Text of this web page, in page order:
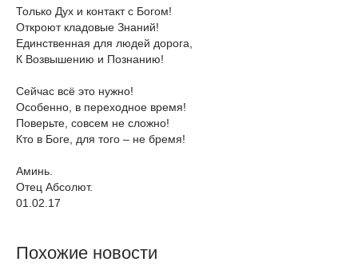
Только Дух и контакт с Богом!
Откроют кладовые Знаний!
Единственная для людей дорога,
К Возвышению и Познанию!
Сейчас всё это нужно!
Особенно, в переходное время!
Поверьте, совсем не сложно!
Кто в Боге, для того – не бремя!
Аминь.
Отец Абсолют.
01.02.17
Похожие новости